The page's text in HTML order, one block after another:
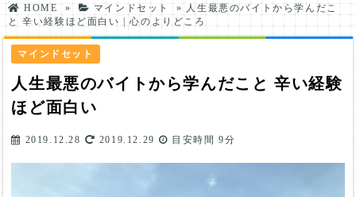
HOME » マインドセット » 人生最悪のバイトから学んだこ
と 辛い経験ほど面白い | 心のよりどころ
マインドセット
人生最悪のバイトから学んだこと 辛い経験
ほど面白い
2019.12.28 2019.12.29 目安時間9分